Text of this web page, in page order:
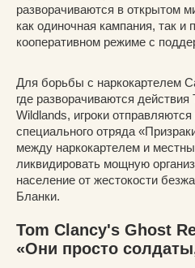
разворачиваются в открытом
как одиночная кампания, так и
кооперативном режиме с
Для борьбы с наркокартелем
где разворачиваются
Wildlands, игроки отправляются
специального отряда
между наркокартелем и
ликвидировать мощную
население от жестокости
Бланки.
Tom Clancy's Ghost
«Они просто